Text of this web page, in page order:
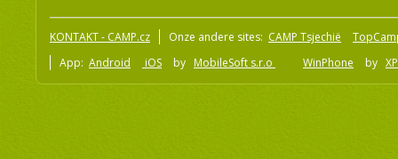
KONTAKT - CAMP.cz Onze andere sites: CAMP Tsjechië
App: Android iOS by MobileSoft s.r.o WinPhone by